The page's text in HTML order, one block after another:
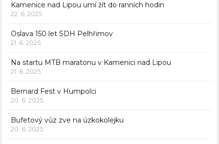
Kamenice nad Lipou umí žít do ranních hodin
22. 6. 2025
Oslava 150 let SDH Pelhřimov
21. 6. 2025
Na startu MTB maratonu v Kamenici nad Lipou
21. 6. 2025
Bernard Fest v Humpolci
20. 6. 2025
Bufetový vůz zve na úzkokolejku
20. 6. 2025